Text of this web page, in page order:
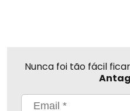
Nunca foi tão fácil